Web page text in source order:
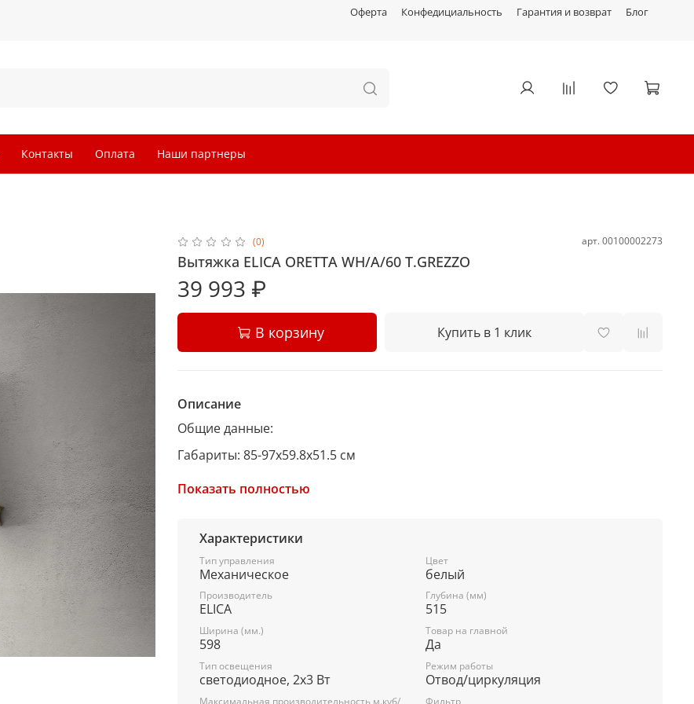
Оферта Конфедициальность Гарантия и возврат Блог
Контакты Оплата Наши партнеры
(0) арт.00100002273
Вытяжка ELICA ORETTA WH/A/60 T.GREZZO
39 993 ₽
В корзину Купить в 1 клик
Описание
Общие данные:
Габариты: 85-97x59.8x51.5 см
Максимальная производительность: 990 м³/ч
Уровень шума: 48/60 дБ
Потребляемая мощность: 186 Вт
Режимы работы: отвод/циркуляция
Управление: механический
Управление и функции:
3 скорости
Показать полностью
Характеристики
Тип управления
Механическое
Цвет
белый
Производитель
ELICA
Глубина (мм)
515
Ширина (мм.)
598
Товар на главной
Да
Тип освещения
светодиодное, 2х3 Вт
Режим работы
Отвод/циркуляция
Максимальная производительность м.куб/
Фильтр